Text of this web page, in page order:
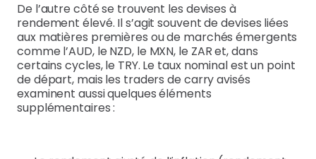
De l’autre côté se trouvent les devises à
rendement élevé. Il s’agit souvent de devises liées
aux matières premières ou de marchés émergents
comme l’AUD, le NZD, le MXN, le ZAR et, dans
certains cycles, le TRY. Le taux nominal est un point
de départ, mais les traders de carry avisés
examinent aussi quelques éléments
supplémentaires :